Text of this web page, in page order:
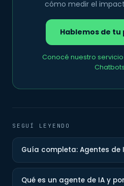
cómo medir el
Hablemos de
Conocé nuestro
SEGUÍ LEYENDO
Guía completa: Agentes de
Qué es un agente de IA y